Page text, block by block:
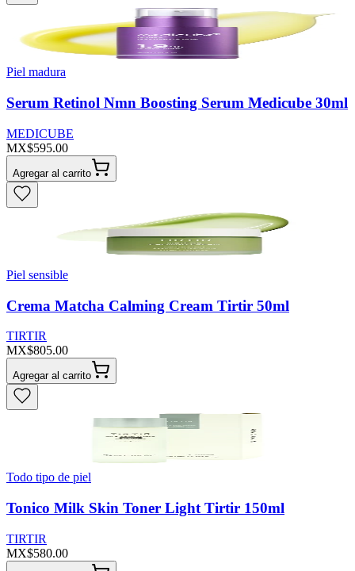
Piel madura
Serum Retinol Nmn Boosting Serum Medicube 30ml
MEDICUBE
MX$595.00
Agregar al carrito
Piel sensible
Crema Matcha Calming Cream Tirtir 50ml
TIRTIR
MX$805.00
Agregar al carrito
Todo tipo de piel
Tonico Milk Skin Toner Light Tirtir 150ml
TIRTIR
MX$580.00